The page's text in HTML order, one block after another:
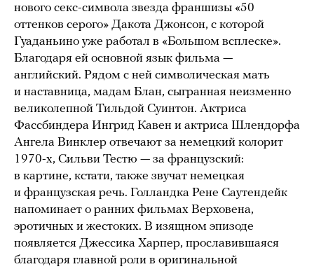
нового секс-символа звезда франшизы «50
оттенков серого» Дакота Джонсон, с которой
Гуаданьино уже работал в «Большом всплеске».
Благодаря ей основной язык фильма —
английский. Рядом с ней символическая мать
и наставница, мадам Блан, сыгранная неизменно
великолепной Тильдой Суинтон. Актриса
Фассбиндера Ингрид Кавен и актриса Шлендорфа
Ангела Винклер отвечают за немецкий колорит
1970-х, Сильви Тестю — за французский:
в картине, кстати, также звучат немецкая
и французская речь. Голландка Рене Саутендейк
напоминает о ранних фильмах Верховена,
эротичных и жестоких. В изящном эпизоде
появляется Джессика Харпер, прославившаяся
благодаря главной роли в оригинальной